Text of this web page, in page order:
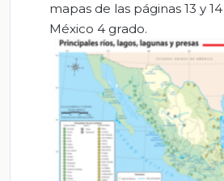
mapas de las páginas 13 y
México 4 grado.